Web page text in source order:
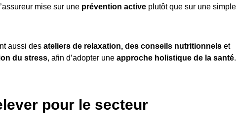
mise sur une prévention active plutôt que sur une simple
aussi des ateliers de relaxation, des conseils nutritionnels et
du stress, afin d’adopter une approche holistique de la santé.
pour le secteur